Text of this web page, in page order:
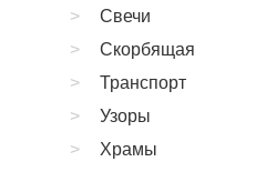
Свечи
Скорбящая
Транспорт
Узоры
Храмы